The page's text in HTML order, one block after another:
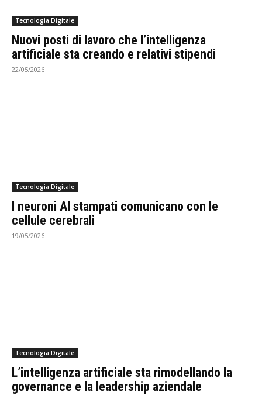
Tecnologia Digitale
Nuovi posti di lavoro che l’intelligenza
artificiale sta creando e relativi stipendi
22/05/2026
Tecnologia Digitale
I neuroni AI stampati comunicano con le
cellule cerebrali
19/05/2026
Tecnologia Digitale
L’intelligenza artificiale sta rimodellando la
governance e la leadership aziendale